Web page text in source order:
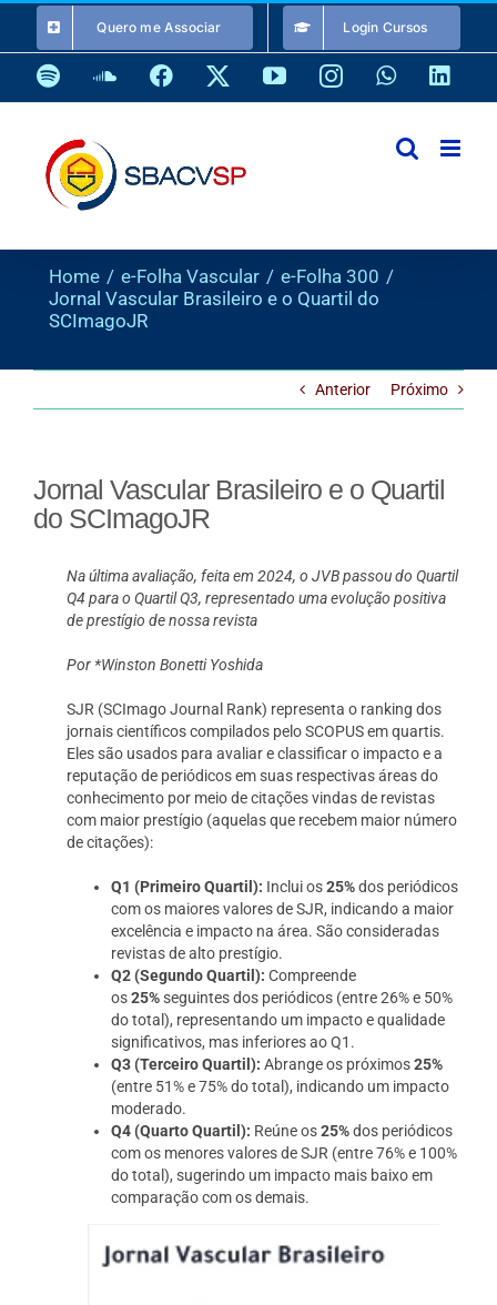
o
conteúdo
Quero me Associar Login Cursos
SpotifySoundCloud
Facebook YouTubeInstagramWhatsApp
Home e-Folha Vascular
e-Folha 300
Jornal Vascular Brasileiro e o Quartil do
SCImagoJR
Anterior Próximo
Jornal Vascular Brasileiro e o Quartil
do SCImagoJR
Na última avaliação, feita em 2024, o JVB passou do Quartil
Q4 para o Quartil Q3, representado uma evolução positiva
de prestígio de nossa revista
Por *Winston Bonetti Yoshida
SJR (SCImago Journal Rank) representa o ranking dos
jornais científicos compilados pelo SCOPUS em quartis.
Eles são usados para avaliar e classificar o impacto e a
reputação de periódicos em suas respectivas áreas do
conhecimento por meio de citações vindas de revistas
com maior prestígio (aquelas que recebem maior número
de citações):
Q1 (Primeiro Quartil): Inclui os25%dos periódicos
com os maiores valores de SJR, indicando a maior
excelência e impacto na área. São consideradas
revistas de alto prestígio.
Q2 (Segundo Quartil): Compreende
os25%seguintes dos periódicos (entre 26% e 50%
do total), representando um impacto e qualidade
significativos, mas inferiores ao Q1.
Q3 (Terceiro Quartil): Abrange os próximos25%
(entre 51% e 75% do total), indicando um impacto
moderado.
Q4 (Quarto Quartil): Reúne os25%dos periódicos
com os menores valores de SJR (entre 76% e 100%
do total), sugerindo um impacto mais baixo em
comparação com os demais.